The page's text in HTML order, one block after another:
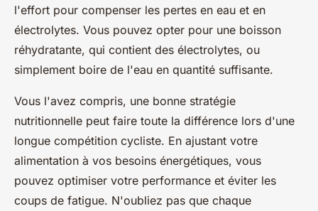
l'effort pour compenser les pertes en eau et en
électrolytes. Vous pouvez opter pour une boisson
réhydratante, qui contient des électrolytes, ou
simplement boire de l'eau en quantité suffisante.
Vous l'avez compris, une bonne stratégie
nutritionnelle peut faire toute la différence lors d'une
longue compétition cycliste. En ajustant votre
alimentation à vos besoins énergétiques, vous
pouvez optimiser votre performance et éviter les
coups de fatigue. N'oubliez pas que chaque